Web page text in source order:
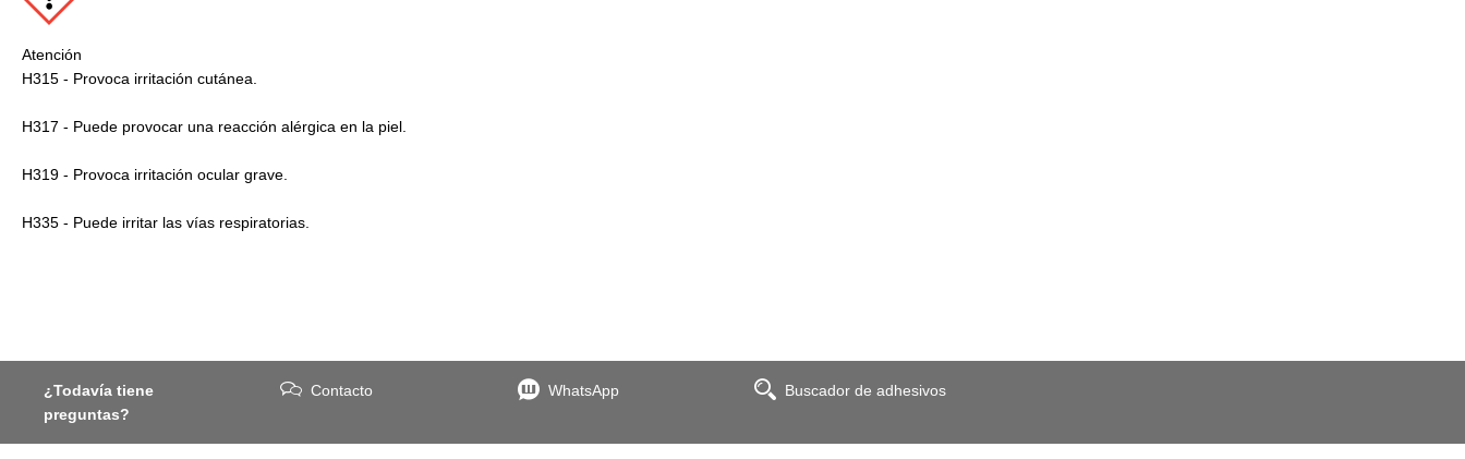
Atención
H315 - Provoca irritación cutánea.
H317 - Puede provocar una reacción alérgica en la piel.
H319 - Provoca irritación ocular grave.
H335 - Puede irritar las vías respiratorias.
¿Todavía tiene
preguntas?
Contacto WhatsApp Buscador de adhesivos